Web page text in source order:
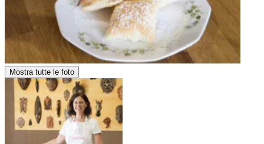
Mostra tutte le foto